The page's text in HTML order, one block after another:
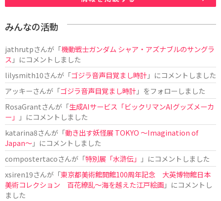
みんなの活動
jathrutpさんが「機動戦士ガンダム シャア・アズナブルのサングラ
ス 」にコメントしました
lilysmith10さんが「ゴジラ音声目覚まし時計」にコメントしました
アッキーさんが「ゴジラ音声目覚まし時計」をフォローしました
RosaGrantさんが「生成AIサービス「ビックリマンAIグッズメーカ
ー」
」にコメントしました
katarina8さんが「動き出す妖怪展 TOKYO 〜Imagination of
Japan〜」にコメントしました
compostertacoさんが「特別展「水滸伝」
」にコメントしました
xsiren19さんが「東京都美術館開館100周年記念 大英博物館日本
美術コレクション 百花繚乱～海を越えた江戸絵画」にコメントし
ました